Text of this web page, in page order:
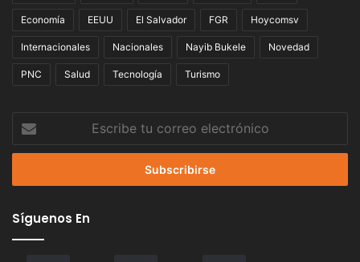
Economía EEUU El Salvador FGR Hoycomsv
Internacionales Nacionales Nayib Bukele Novedad
PNC Salud Tecnología Turismo
correo
Síguenos En